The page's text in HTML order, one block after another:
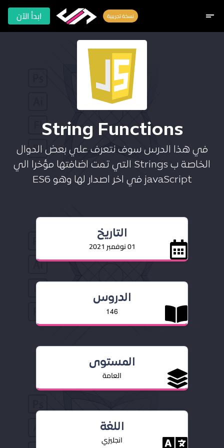
short_text نسخة تجريبية ابدأ الآن
String Functions
في هذا الدرس سوف نتعرف علي بعض الدوال
الخاصة ب Strings التي تمت اضافتها مؤخرا الي
javaScript في اخر اصدار لها وهو ES6
التاريخ
01 نوفمبر 2021
الدروس
146
المستوى
العامة
اللغة
انجليزي